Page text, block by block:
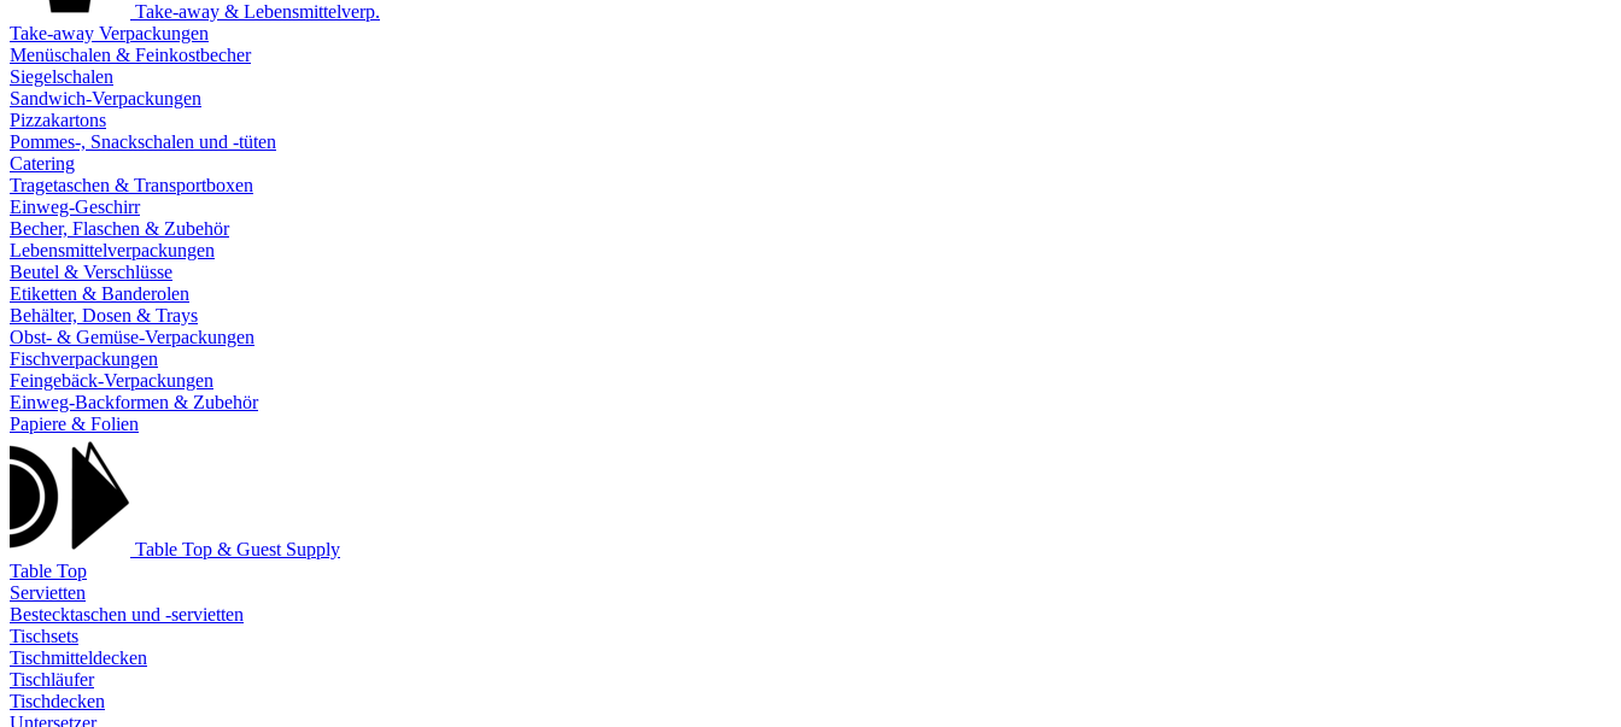
Take-away & Lebensmittelverp.
Take-away Verpackungen
Menüschalen & Feinkostbecher
Siegelschalen
Sandwich-Verpackungen
Pizzakartons
Pommes-, Snackschalen und -tüten
Catering
Tragetaschen & Transportboxen
Einweg-Geschirr
Becher, Flaschen & Zubehör
Lebensmittelverpackungen
Beutel & Verschlüsse
Etiketten & Banderolen
Behälter, Dosen & Trays
Obst- & Gemüse-Verpackungen
Fischverpackungen
Feingebäck-Verpackungen
Einweg-Backformen & Zubehör
Papiere & Folien
Table Top & Guest Supply
Table Top
Servietten
Bestecktaschen und -servietten
Tischsets
Tischmitteldecken
Tischläufer
Tischdecken